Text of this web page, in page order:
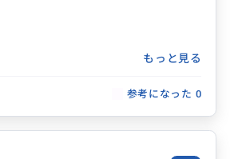
もっと見る
参考になった 0